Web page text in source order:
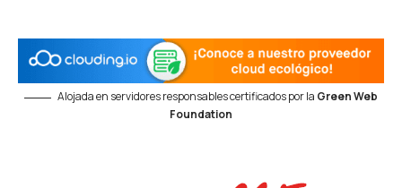
Alojada en servidores responsables certificados por la Green Web
Foundation